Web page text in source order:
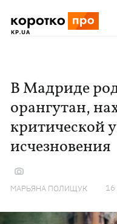
В Мадриде
орангутан,
критической
исчезновения
МАРЬЯНА ПОЛИЩУК 16